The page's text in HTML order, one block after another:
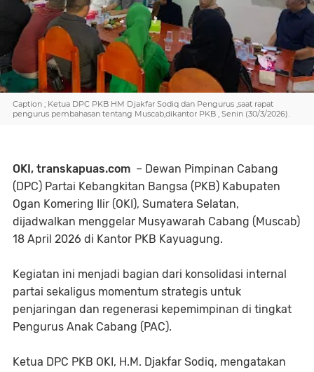
Caption ; Ketua DPC PKB HM Djakfar Sodiq dan Pengurus ,saat rapat
pengurus pembahasan tentang Muscab,dikantor PKB , Senin (30/3/2026).
OKI, transkapuas.com – Dewan Pimpinan Cabang
(DPC) Partai Kebangkitan Bangsa (PKB) Kabupaten
Ogan Komering Ilir (OKI), Sumatera Selatan,
dijadwalkan menggelar Musyawarah Cabang (Muscab)
18 April 2026 di Kantor PKB Kayuagung.
Kegiatan ini menjadi bagian dari konsolidasi internal
partai sekaligus momentum strategis untuk
penjaringan dan regenerasi kepemimpinan di tingkat
Pengurus Anak Cabang (PAC).
Ketua DPC PKB OKI, H.M. Djakfar Sodiq, mengatakan